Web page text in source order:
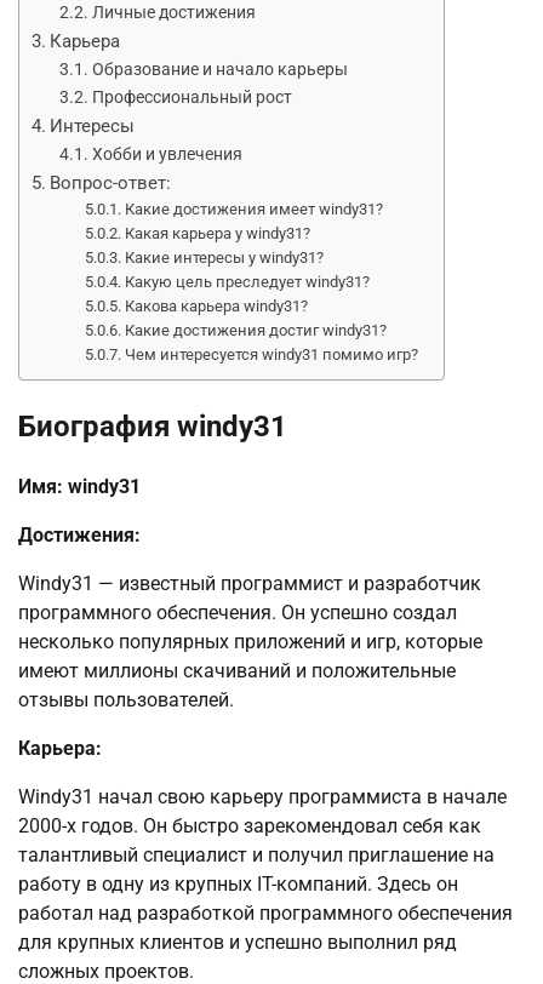
Личные достижения
Карьера
Образование и начало карьеры
Профессиональный рост
Интересы
Хобби и увлечения
Вопрос-ответ:
Какие достижения имеет windy31?
Какая карьера у windy31?
Какие интересы у windy31?
Какую цель преследует windy31?
Какова карьера windy31?
Какие достижения достиг windy31?
Чем интересуется windy31 помимо игр?
Биография windy31
Имя: windy31
Достижения:
Windy31 — известный программист и разработчик
программного обеспечения. Он успешно создал
несколько популярных приложений и игр, которые
имеют миллионы скачиваний и положительные
отзывы пользователей.
Карьера:
Windy31 начал свою карьеру программиста в начале
2000-х годов. Он быстро зарекомендовал себя как
талантливый специалист и получил приглашение на
работу в одну из крупных IT-компаний. Здесь он
работал над разработкой программного обеспечения
для крупных клиентов и успешно выполнил ряд
сложных проектов.